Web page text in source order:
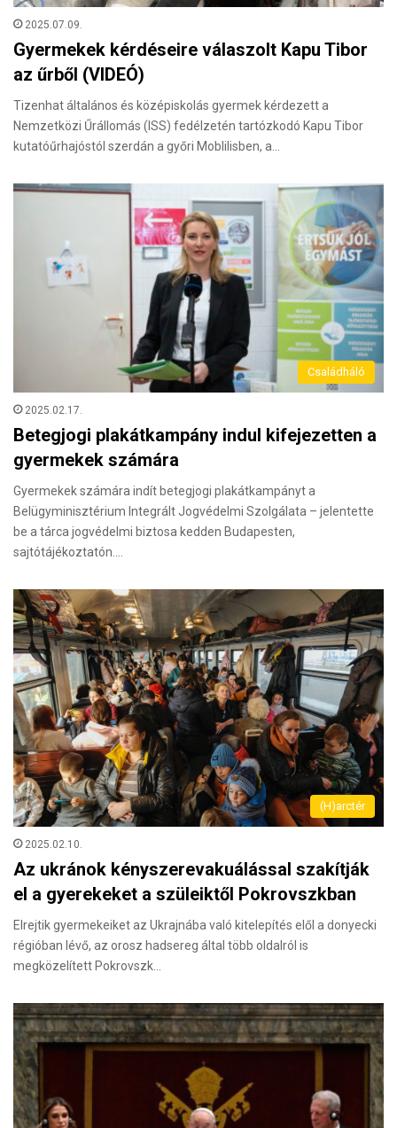
2025.07.09.
Gyermekek kérdéseire válaszolt Kapu Tibor
az űrből (VIDEÓ)
Tizenhat általános és középiskolás gyermek kérdezett a
Nemzetközi Űrállomás (ISS) fedélzetén tartózkodó Kapu Tibor
kutatóűrhajóstól szerdán a győri Moblilisben, a…
Családháló
2025.02.17.
Betegjogi plakátkampány indul kifejezetten a
gyermekek számára
Gyermekek számára indít betegjogi plakátkampányt a
Belügyminisztérium Integrált Jogvédelmi Szolgálata – jelentette
be a tárca jogvédelmi biztosa kedden Budapesten,
sajtótájékoztatón.…
(H)arctér
2025.02.10.
Az ukránok kényszerevakuálással szakítják
el a gyerekeket a szüleiktől Pokrovszkban
Elrejtik gyermekeiket az Ukrajnába való kitelepítés elől a donyecki
régióban lévő, az orosz hadsereg által több oldalról is
megközelített Pokrovszk…